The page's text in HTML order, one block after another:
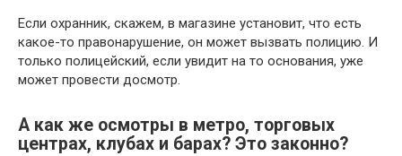
Если охранник, скажем, в магазине установит, что есть
какое-то правонарушение, он может вызвать полицию. И
только полицейский, если увидит на то основания, уже
может провести досмотр.
А как же осмотры в метро, торговых
центрах, клубах и барах? Это законно?